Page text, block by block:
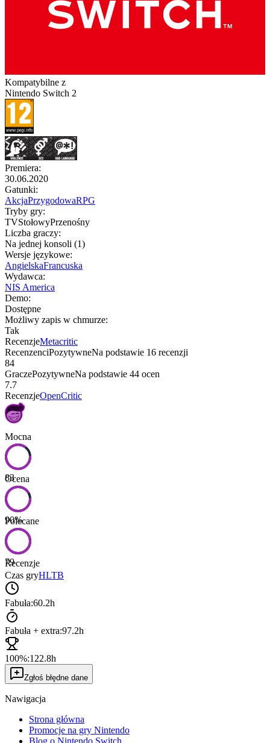
Kompatybilne z
Nintendo Switch 2
Premiera:
30.06.2020
Gatunki:
AkcjaPrzygodowaRPG
Tryby gry:
TVStołowyPrzenośny
Liczba graczy:
Na jednej konsoli (1)
Wersje językowe:
AngielskaFrancuska
Wydawca:
NIS America
Demo:
Dostępne
Możliwy zapis w chmurze:
Tak
RecenzjeMetacritic
RecenzenciPozytywneNa podstawie 16 recenzji
84
GraczePozytywneNa podstawie 44 ocen
7.7
RecenzjeOpenCritic
Mocna
83
Ocena
90%
Polecane
79
Recenzje
Czas gryHLTB
Fabuła:60.2h
Fabuła + extra:97.2h
100%:122.8h
Zgłoś błędne dane
Nawigacja
Strona główna
Promocje na gry Nintendo
Blog o Nintendo Switch